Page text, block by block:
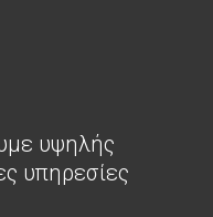
υψηλής
υπηρεσίες